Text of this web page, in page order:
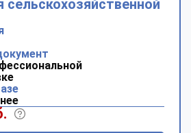
сельскохозяйственной